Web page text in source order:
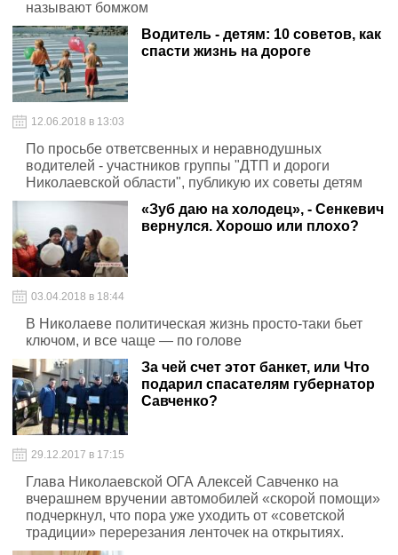
называют бомжом
Водитель - детям: 10 советов, как
спасти жизнь на дороге
12.06.2018 в 13:03
По просьбе ответсвенных и неравнодушных
водителей - участников группы "ДТП и дороги
Николаевской области", публикую их советы детям
«Зуб даю на холодец», - Сенкевич
вернулся. Хорошо или плохо?
03.04.2018 в 18:44
В Николаеве политическая жизнь просто-таки бьет
ключом, и все чаще — по голове
За чей счет этот банкет, или Что
подарил спасателям губернатор
Савченко?
29.12.2017 в 17:15
Глава Николаевской ОГА Алексей Савченко на
вчерашнем вручении автомобилей «скорой помощи»
подчеркнул, что пора уже уходить от «советской
традиции» перерезания ленточек на открытиях.